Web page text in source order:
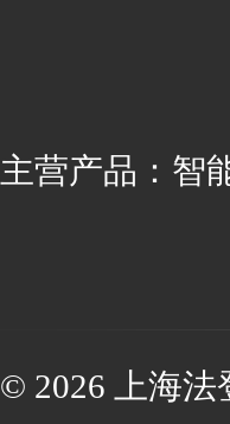
主营产品：智
© 2026 上海法